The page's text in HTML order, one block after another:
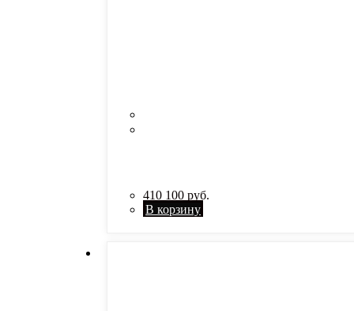
410 100руб.
В корзину